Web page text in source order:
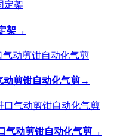
架→
动剪钳自动化气剪→
气动剪钳自动化气剪→